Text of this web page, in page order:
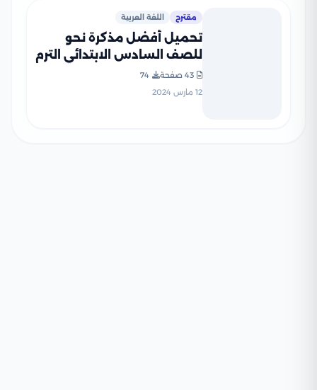
مقترح اللغة العربية
تحميل أفضل مذكرة نحو
للصف السادس الابتدائي الترم
المتخصص التعليمية)
43 صفحة
74
12 مارس 2024